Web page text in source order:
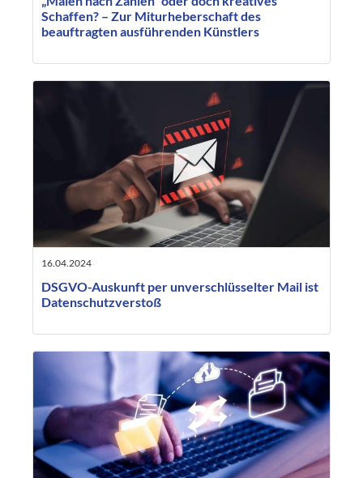
Schaffen? – Zur Miturheberschaft des
beauftragten ausführenden Künstlers
16.04.2024
DSGVO-Auskunft per unverschlüsselter Mail ist
Datenschutzverstoß